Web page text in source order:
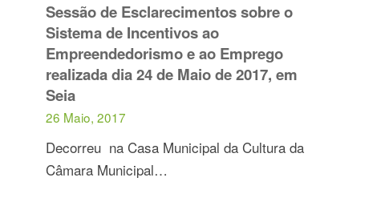
Sessão de Esclarecimentos sobre o
Sistema de Incentivos ao
Empreendedorismo e ao Emprego
realizada dia 24 de Maio de 2017, em
Seia
26 Maio, 2017
Decorreu na Casa Municipal da Cultura da
Câmara Municipal…